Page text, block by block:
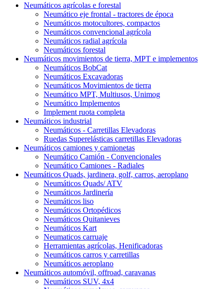
Neumáticos agrícolas e forestal
Neumático eje frontal - tractores de época
Neumáticos motocultores, compactos
Neumáticos convencional agrícola
Neumáticos radial agrícola
Neumáticos forestal
Neumáticos movimientos de tierra, MPT e implementos
Neumáticos BobCat
Neumáticos Excavadoras
Neumáticos Movimientos de tierra
Neumático MPT, Multiusos, Unimog
Neumático Implementos
Implement ruota completa
Neumáticos industrial
Neumáticos - Carretillas Elevadoras
Ruedas Superelásticas carretillas Elevadoras
Neumáticos camiones y camionetas
Neumático Camión - Convencionales
Neumático Camiones - Radiales
Neumáticos Quads, jardinera, golf, carros, aeroplano
Neumáticos Quads/ ATV
Neumáticos Jardinería
Neumáticos liso
Neumáticos Ortopédicos
Neumáticos Quitanieves
Neumáticos Kart
Neumaticos carruaje
Herramientas agrícolas, Henificadoras
Neumáticos carros y carretillas
Neumáticos aeroplano
Neumáticos automóvil, offroad, caravanas
Neumáticos SUV, 4x4